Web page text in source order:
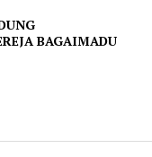
BAGAIMADU